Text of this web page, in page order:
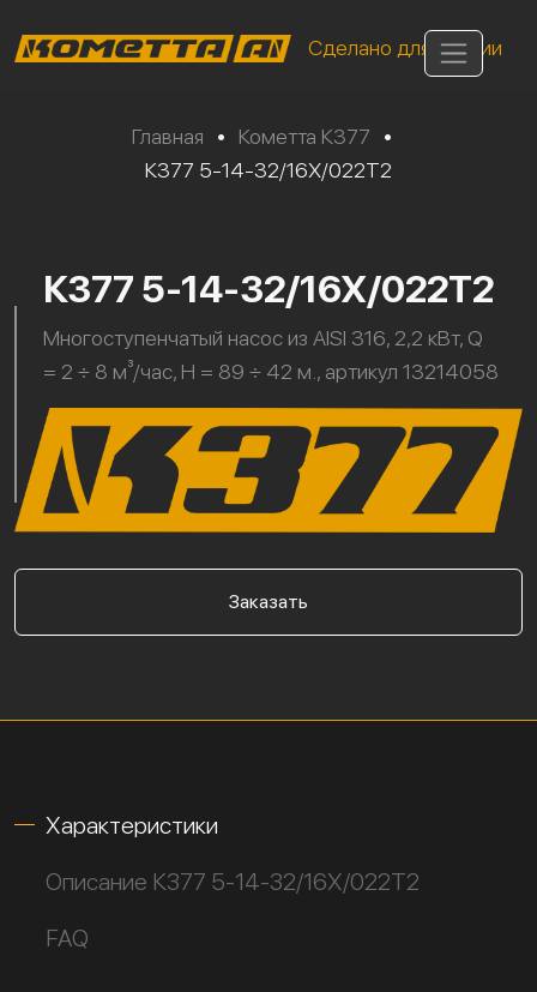
Сделано для России
Главная • Кометта К377
•
К377 5-14-32/16Х/022Т2
К377 5-14-32/16Х/022Т2
Многоступенчатый насос из AISI 316, 2,2 кВт, Q
= 2 ÷ 8 м³/час, H = 89 ÷ 42 м., артикул 13214058
Заказать
Характеристики
Описание К377 5-14-32/16Х/022Т2
FAQ